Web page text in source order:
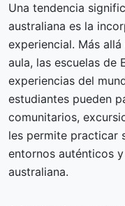
Una tendencia
australiana es la
experiencial. Más
aula, las escuelas de
experiencias del
estudiantes pueden
comunitarios,
les permite practicar
entornos auténticos
australiana.